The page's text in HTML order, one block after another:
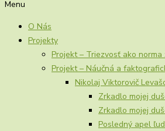
Menu
O Nás
Projekty
Projekt – Triezvosť ako norma
Projekt – Náučná a
Nikolaj Viktorovič
Zrkadlo mojej
Zrkadlo mojej
Posledný apel